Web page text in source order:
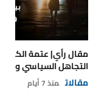
مقال رأي| عتمة
التجاهل السياسي
مقالات منذ 7 أيام